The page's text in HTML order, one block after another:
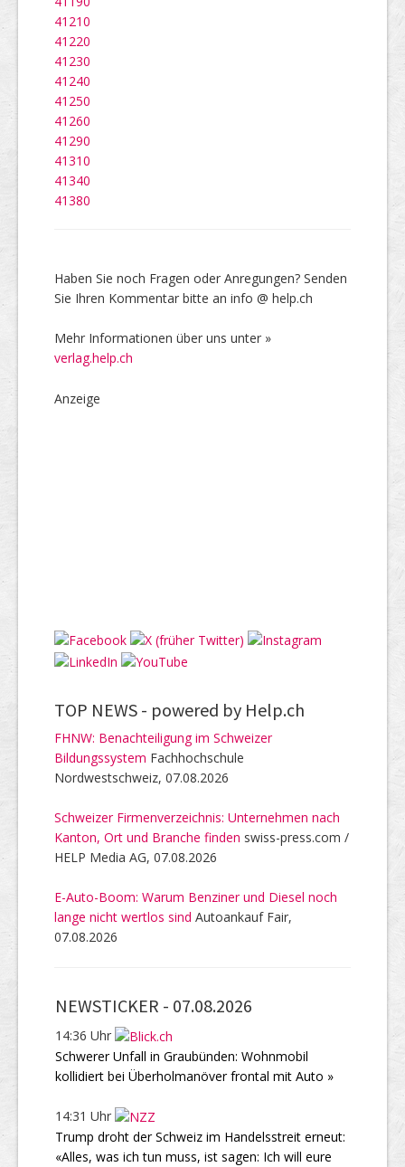
41210
41220
41230
41240
41250
41260
41290
41310
41340
41380
Haben Sie noch Fragen oder Anregungen? Senden
Sie Ihren Kommentar bitte an info @ help.ch
Mehr Informationen über uns unter »
verlag.help.ch
Anzeige
TOP NEWS - powered by Help.ch
FHNW: Benachteiligung im Schweizer
Bildungssystem Fachhochschule
Nordwestschweiz, 07.08.2026
Schweizer Firmenverzeichnis: Unternehmen nach
Kanton, Ort und Branche finden swiss-press.com /
HELP Media AG, 07.08.2026
E-Auto-Boom: Warum Benziner und Diesel noch
lange nicht wertlos sind Autoankauf Fair,
07.08.2026
NEWSTICKER - 07.08.2026
14:36 Uhr
Schwerer Unfall in Graubünden: Wohnmobil
kollidiert bei Überholmanöver frontal mit Auto »
14:31 Uhr
Trump droht der Schweiz im Handelsstreit erneut:
«Alles, was ich tun muss, ist sagen: Ich will eure